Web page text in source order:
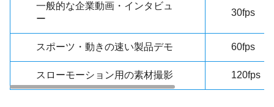
一般的な企業動画・インタビュ
ー
30fps
スポーツ・動きの速い製品デモ 60fps
スローモーション用の素材撮影 120fps